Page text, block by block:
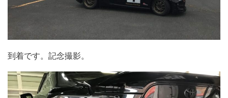
到着です。記念撮影。